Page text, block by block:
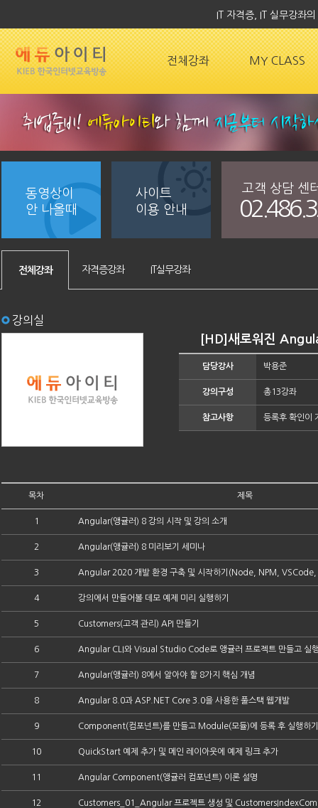
IT 자격증, IT 실무강좌
전체강좌 MY CLASS
동영상이
안 나올때
사이트
이용 안내
고객 상담 센
전체강좌 자격증강좌 IT실무강좌
강의실
[HD]새로워진
담당강사 박용준
강의구성 총13강좌
참고사항 등록후 확인이
목차 제목
1 Angular(앵귤러) 8 강의 시작 및 강의 소개
2 Angular(앵귤러) 8 미리보기 세미나
3 Angular 2020 개발 환경 구축 및 시작하기(Node, NPM, VSCode,
4 강의에서 만들어볼 데모 예제 미리 실행하기
5 Customers(고객 관리) API 만들기
6 Angular CLI와 Visual Studio Code로 앵귤러 프로젝트 만들고 실
7 Angular(앵귤러) 8에서 알아야 할 8가지 핵심 개념
8 Angular 8.0과 ASP.NET Core 3.0을 사용한 풀스택 웹개발
9 Component(컴포넌트)를 만들고 Module(모듈)에 등록 후 실행하기
10 QuickStart 예제 추가 및 메인 레이아웃에 예제 링크 추가
11 Angular Component(앵귤러 컴포넌트) 이론 설명
12 Customers_01_Angular 프로젝트 생성 및